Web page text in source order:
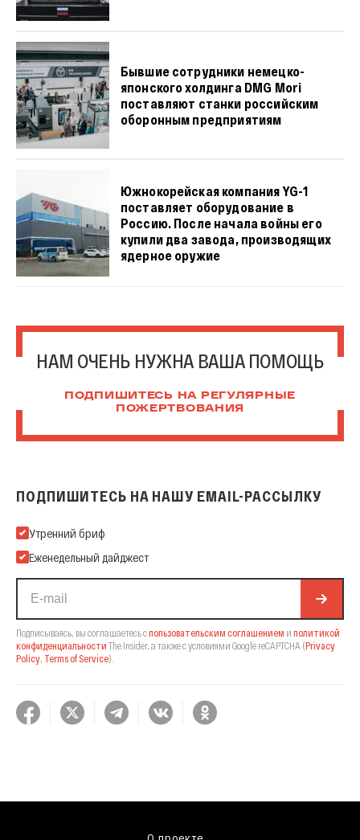
Бывшие сотрудники немецко-
японского холдинга DMG Mori
поставляют станки российским
оборонным предприятиям
Южнокорейская компания YG-1
поставляет оборудование в
Россию. После начала войны его
купили два завода, производящих
ядерное оружие
НАМ ОЧЕНЬ НУЖНА ВАША ПОМОЩЬ
ПОДПИШИТЕСЬ НА РЕГУЛЯРНЫЕ
ПОЖЕРТВОВАНИЯ
ПОДПИШИТЕСЬ НА НАШУ EMAIL-РАССЫЛКУ
Подпишитесь на нашу Email-рассылку
Утренний бриф
Еженедельный дайджест
Подписываясь, вы соглашаетесь спользовательским соглашением и политикой
конфиденциальности The Insider, а также с условиями Google reCAPTCHA (Privacy
Policy, Terms of Service).